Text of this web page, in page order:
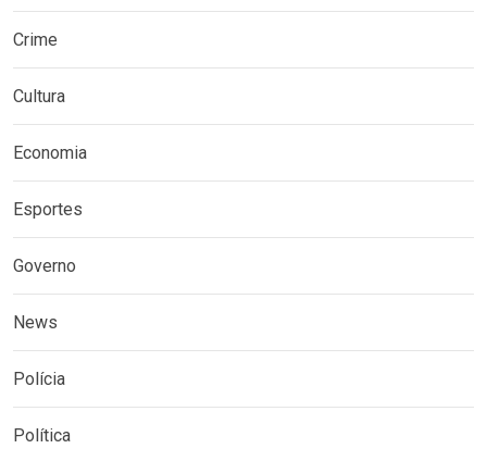
Crime
Cultura
Economia
Esportes
Governo
News
Polícia
Política